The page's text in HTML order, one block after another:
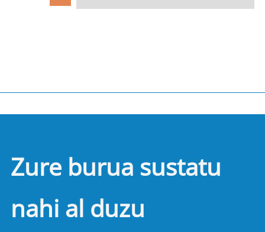
Zure burua sustatu
nahi al duzu